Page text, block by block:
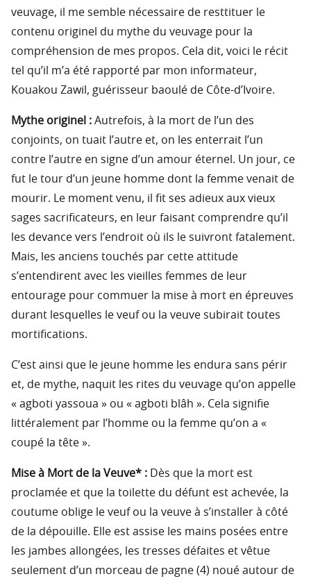
veuvage, il me semble nécessaire de resttituer le
contenu originel du mythe du veuvage pour la
compréhension de mes propos. Cela dit, voici le récit
tel qu’il m’a été rapporté par mon informateur,
Kouakou Zawil, guérisseur baoulé de Côte-d’Ivoire.
Mythe originel : Autrefois, à la mort de l’un des
conjoints, on tuait l’autre et, on les enterrait l’un
contre l’autre en signe d’un amour éternel. Un jour, ce
fut le tour d’un jeune homme dont la femme venait de
mourir. Le moment venu, il fit ses adieux aux vieux
sages sacrificateurs, en leur faisant comprendre qu’il
les devance vers l’endroit où ils le suivront fatalement.
Mais, les anciens touchés par cette attitude
s’entendirent avec les vieilles femmes de leur
entourage pour commuer la mise à mort en épreuves
durant lesquelles le veuf ou la veuve subirait toutes
mortifications.
C’est ainsi que le jeune homme les endura sans périr
et, de mythe, naquit les rites du veuvage qu’on appelle
« agboti yassoua » ou « agboti blâh ». Cela signifie
littéralement par l’homme ou la femme qu’on a «
coupé la tête ».
Mise à Mort de la Veuve* : Dès que la mort est
proclamée et que la toilette du défunt est achevée, la
coutume oblige le veuf ou la veuve à s’installer à côté
de la dépouille. Elle est assise les mains posées entre
les jambes allongées, les tresses défaites et vêtue
seulement d’un morceau de pagne (4) noué autour de